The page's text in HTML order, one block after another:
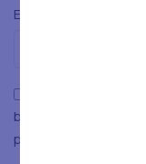
E-mail
browser voor de
plaats.